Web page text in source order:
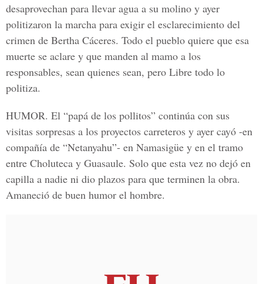
desaprovechan para llevar agua a su molino y ayer
politizaron la marcha para exigir el esclarecimiento del
crimen de Bertha Cáceres. Todo el pueblo quiere que esa
muerte se aclare y que manden al mamo a los
responsables, sean quienes sean, pero Libre todo lo
politiza.
HUMOR. El “papá de los pollitos” continúa con sus
visitas sorpresas a los proyectos carreteros y ayer cayó -en
compañía de “Netanyahu”- en Namasigüe y en el tramo
entre Choluteca y Guasaule. Solo que esta vez no dejó en
capilla a nadie ni dio plazos para que terminen la obra.
Amaneció de buen humor el hombre.